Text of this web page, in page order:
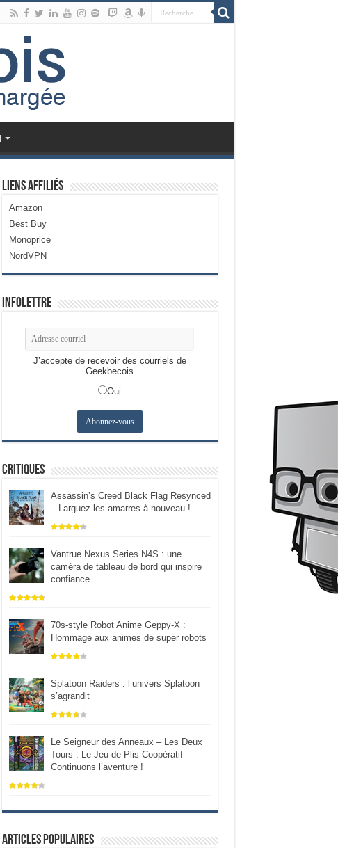
Liens Affiliés
Amazon
Best Buy
Monoprice
NordVPN
Infolettre
J’accepte de recevoir des courriels de
Geekbecois
Oui
Critiques
Assassin’s Creed Black Flag Resynced
– Larguez les amarres à nouveau !
Vantrue Nexus Series N4S : une
caméra de tableau de bord qui inspire
confiance
70s-style Robot Anime Geppy-X :
Hommage aux animes de super robots
Splatoon Raiders : l’univers Splatoon
s’agrandit
Le Seigneur des Anneaux – Les Deux
Tours : Le Jeu de Plis Coopératif –
Continuons l’aventure !
Articles populaires